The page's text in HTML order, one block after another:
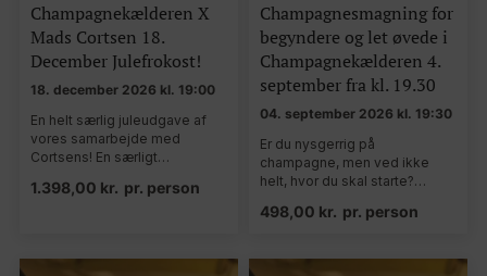
Champagnekælderen X
Mads Cortsen 18.
December Julefrokost!
18. december 2026 kl. 19:00
En helt særlig juleudgave af
vores samarbejde med
Cortsens! En særligt…
1.398,00 kr. pr. person
Champagnesmagning for
begyndere og let øvede i
Champagnekælderen 4.
september fra kl. 19.30
04. september 2026 kl. 19:30
Er du nysgerrig på
champagne, men ved ikke
helt, hvor du skal starte?…
498,00 kr. pr. person